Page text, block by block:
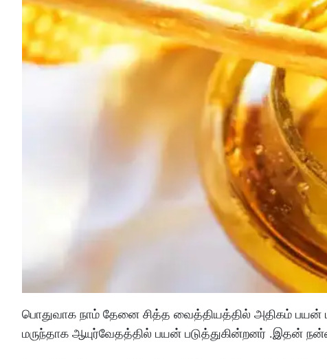
பொதுவாக நாம் தேனை சித்த வைத்தியத்தில் அதிகம் பயன்
மருந்தாக ஆயுர்வேதத்தில் பயன் படுத்துகின்றனர் .இதன்